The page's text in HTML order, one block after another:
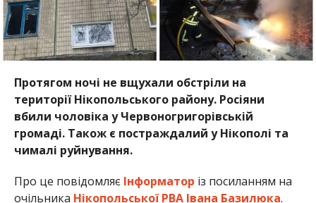
Протягом ночі не вщухали обстріли на
території Нікопольського району. Росіяни
вбили чоловіка у Червоногригорівській
громаді. Також є постраждалий у Нікополі та
чималі руйнування.
Про це повідомляє Інформатор із посиланням на
очільника Нікопольської РВА Івана Базилюка.